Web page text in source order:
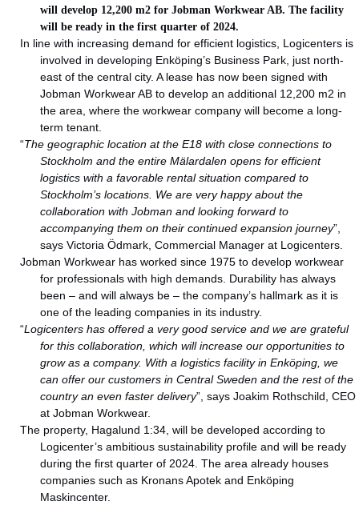
will develop 12,200 m2 for Jobman Workwear AB. The facility
will be ready in the first quarter of 2024.
In line with increasing demand for efficient logistics, Logicenters is
involved in developing Enköping’s Business Park, just north-
east of the central city. A lease has now been signed with
Jobman Workwear AB to develop an additional 12,200 m2 in
the area, where the workwear company will become a long-
term tenant.
“The geographic location at the E18 with close connections to
Stockholm and the entire Mälardalen opens for efficient
logistics with a favorable rental situation compared to
Stockholm’s locations. We are very happy about the
collaboration with Jobman and looking forward to
accompanying them on their continued expansion journey”,
says Victoria Ödmark, Commercial Manager at Logicenters.
Jobman Workwear has worked since 1975 to develop workwear
for professionals with high demands. Durability has always
been – and will always be – the company’s hallmark as it is
one of the leading companies in its industry.
“Logicenters has offered a very good service and we are grateful
for this collaboration, which will increase our opportunities to
grow as a company. With a logistics facility in Enköping, we
can offer our customers in Central Sweden and the rest of the
country an even faster delivery”, says Joakim Rothschild, CEO
at Jobman Workwear.
The property, Hagalund 1:34, will be developed according to
Logicenter’s ambitious sustainability profile and will be ready
during the first quarter of 2024. The area already houses
companies such as Kronans Apotek and Enköping
Maskincenter.